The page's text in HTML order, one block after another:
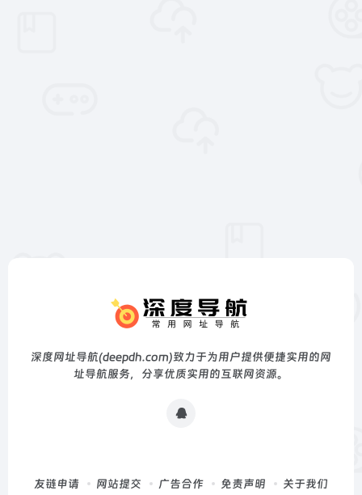
深度网址导航(deepdh.com)致力于为用户提供便捷实用的网
址导航服务，分享优质实用的互联网资源。
友链申请 网站提交 广告合作 免责声明
关于我们